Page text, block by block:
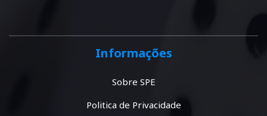
Informações
Sobre SPE
Politica de Privacidade